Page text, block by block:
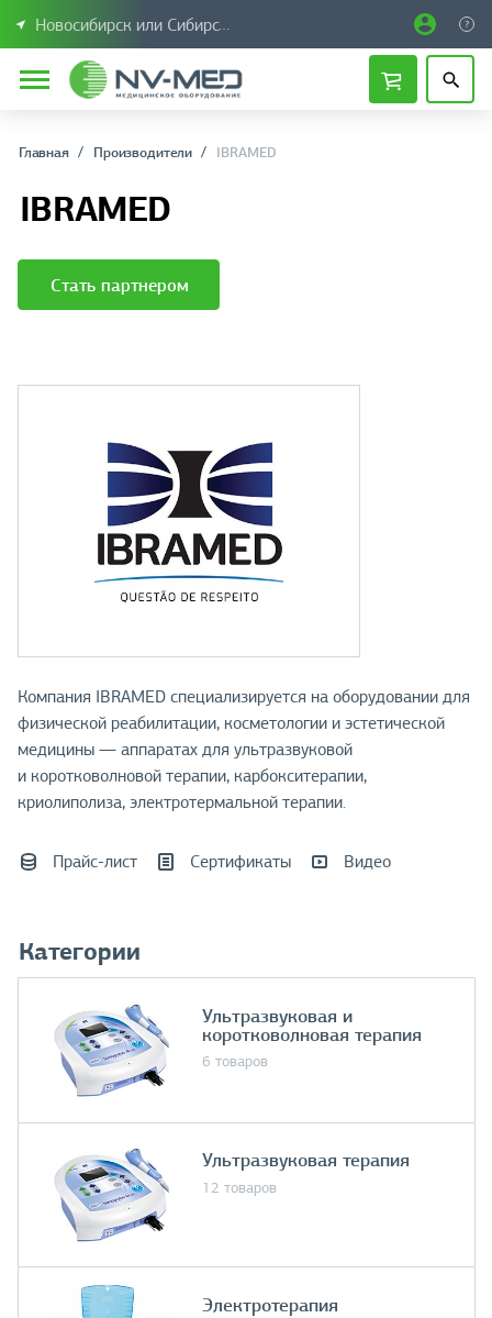
Новосибирск или Сибирский федеральный округ
Главная Производители IBRAMED
IBRAMED
Стать партнером
Компания IBRAMED специализируется на оборудовании для
физической реабилитации, косметологии и эстетической
медицины — аппаратах для ультразвуковой
и коротковолновой терапии, карбокситерапии,
криолиполиза, электротермальной терапии.
Прайс-лист Сертификаты Видео
Категории
Ультразвуковая и
коротковолновая терапия
6 товаров
Ультразвуковая терапия
12 товаров
Электротерапия